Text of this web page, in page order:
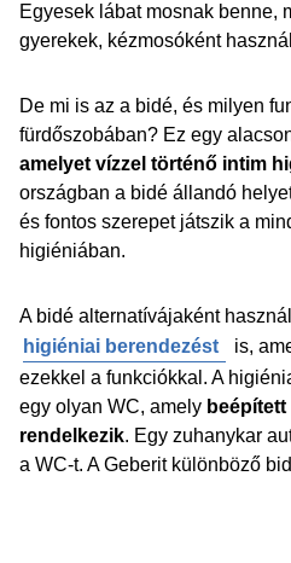
Egyesek lábat mosnak benne,
gyerekek, kézmosóként
De mi is az a bidé, és milyen
fürdőszobában? Ez egy
amelyet vízzel történő intim
országban a bidé állandó
és fontos szerepet játszik a
higiéniában.
A bidé alternatívájaként
higiéniai berendezést
is,
ezekkel a funkciókkal. A
egy olyan WC, amely
rendelkezik. Egy zuhanykar
a WC-t. A Geberit különböző